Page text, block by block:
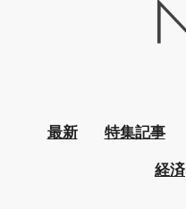
最新 特集記事
経済